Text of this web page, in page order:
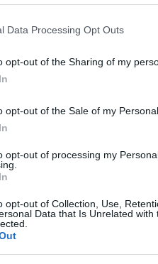
Data Processing Opt Outs
opt-out of the Sharing of my
opt-out of the Sale of my Personal
opt-out of processing my
opt-out of Collection, Use,
Data that Is Unrelated
resto de la gama de
laClaseC deMercedes , así
principalmente motores
EDC de doble